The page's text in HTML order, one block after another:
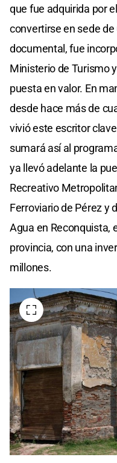
que fue adquirida por
convertirse en sede
documental, fue
Ministerio de Turismo
puesta en valor. En
desde hace más de
vivió este escritor
sumará así al
ya llevó adelante la
Recreativo
Ferroviario de Pérez y
Agua en Reconquista,
provincia, con una
millones.